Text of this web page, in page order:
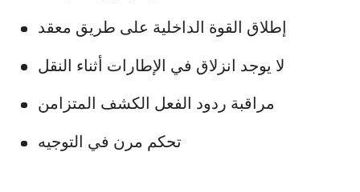
إطلاق القوة الداخلية على طريق معقد
لا يوجد انزلاق في الإطارات أثناء النقل
مراقبة ردود الفعل الكشف المتزامن
تحكم مرن في التوجيه